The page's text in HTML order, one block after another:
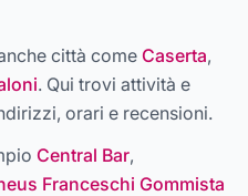
città come Caserta,
. Qui trovi attività e
orari e recensioni.
Central Bar,
Franceschi Gommista